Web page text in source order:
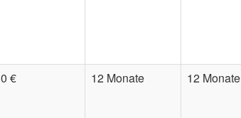
0 € 12 Monate 12 Monate